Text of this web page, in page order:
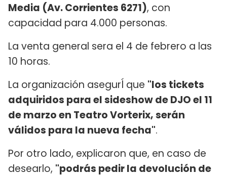
Media (Av. Corrientes 6271), con
capacidad para 4.000 personas.
La venta general sera el 4 de febrero a las
10 horas.
La organización asegurĺ que "los tickets
adquiridos para el sideshow de DJO el 11
de marzo en Teatro Vorterix, serán
válidos para la nueva fecha".
Por otro lado, explicaron que, en caso de
desearlo, "podrás pedir la devolución de